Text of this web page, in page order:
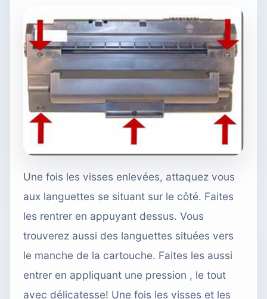
Une fois les visses enlevées, attaquez vous
aux languettes se situant sur le côté. Faites
les rentrer en appuyant dessus. Vous
trouverez aussi des languettes situées vers
le manche de la cartouche. Faites les aussi
entrer en appliquant une pression , le tout
avec délicatesse! Une fois les visses et les